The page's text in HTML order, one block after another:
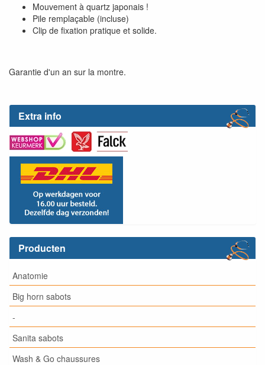
Extra info
Producten
Anatomie
Big horn sabots
-
Sanita sabots
Wash & Go chaussures
Mouvement à quartz japonais !
Pile remplaçable (incluse)
Clip de fixation pratique et solide.
Garantie d'un an sur la montre.